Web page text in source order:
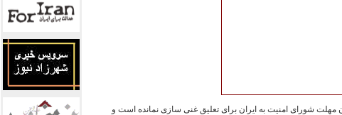
مهلت شورای امنیت به ایران برای تعلیق غنی سازی نمانده است و